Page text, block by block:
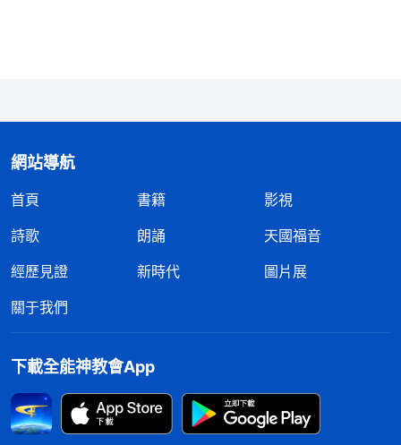
指引給人的方式與思想觀點去處理；一條路是按照神
所教導給人的話語去處理這些事情。人憑撒但的這些
錯謬的思想觀點處理這些事的時候，人只能活在情感
多了、我給你的少了，你忘恩負義了，你做得過分
理之後就從人的錯謬的思想觀點與情感的網羅裏逃脱
出來了，再看這些事就簡單多了。
《話・卷六 關于
追求真理・怎樣追求真理（十七）》揣摩着神的話我明
網站導航
首頁 書籍
影視
詩歌
朗誦
天國福音
經歷見證
新時代
圖片展
關于我們
下載全能神教會App